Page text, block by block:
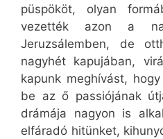
püspököt, olyan
vezették azon a
Jeruzsálemben, de
nagyhét kapujában,
kapunk meghívást,
be az ő passiójának
drámája nagyon is
elfáradó hitünket,